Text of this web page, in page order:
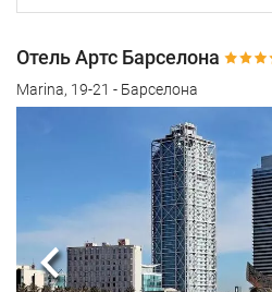
Отель Артс Барселона
Marina, 19-21 - Барселона
Предыдущий